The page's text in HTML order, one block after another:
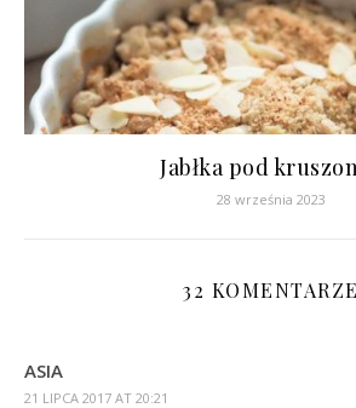
Jabłka pod
28 września 2023
32 KOMENTARZE
ASIA
21 LIPCA 2017 AT 20:21